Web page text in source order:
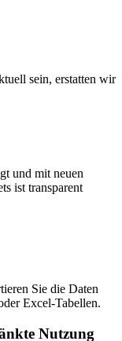
sein, erstatten wir
und mit neuen
ist transparent
Sie die Daten
Excel-Tabellen.
Nutzung